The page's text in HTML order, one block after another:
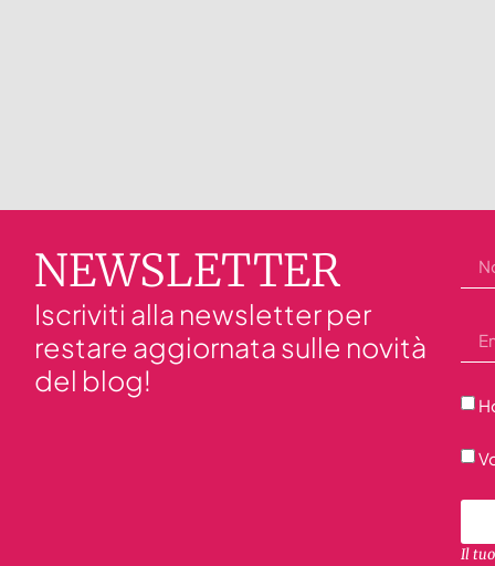
NEWSLETTER
Iscriviti alla newsletter per
restare aggiornata sulle novità
del blog!
Il